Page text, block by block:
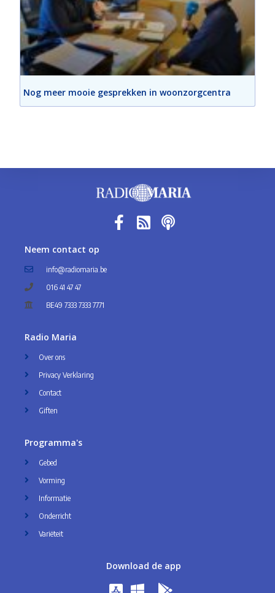
Nog meer mooie gesprekken in woonzorgcentra
Neem contact op
info@radiomaria.be
016 41 47 47
BE49 7333 7333 7771
Radio Maria
Over ons
Privacy Verklaring
Contact
Giften
Programma's
Gebed
Vorming
Informatie
Onderricht
Variëteit
Download de app